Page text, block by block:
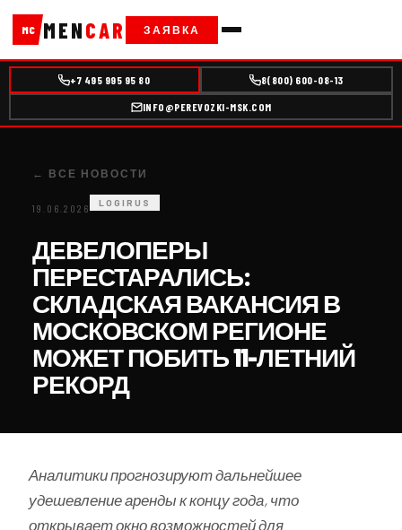
MC MENCAR ЗАЯВКА
+7 495 995 95 80 8(800) 600-08-13
INFO@PEREVOZKI-MSK.COM
← ВСЕ НОВОСТИ
19.06.2026 LOGIRUS
ДЕВЕЛОПЕРЫ
ПЕРЕСТАРАЛИСЬ:
СКЛАДСКАЯ ВАКАНСИЯ В
МОСКОВСКОМ РЕГИОНЕ
МОЖЕТ ПОБИТЬ 11-ЛЕТНИЙ
РЕКОРД
Аналитики прогнозируют дальнейшее
удешевление аренды к концу года, что
открывает окно возможностей для